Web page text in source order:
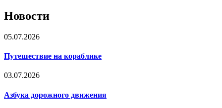
Новости
05.07.2026
Путешествие на кораблике
03.07.2026
Азбука дорожного движения